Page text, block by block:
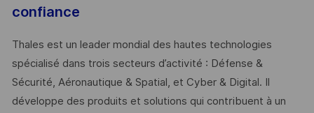
confiance
Thales est un leader mondial des hautes technologies
spécialisé dans trois secteurs d’activité : Défense &
Sécurité, Aéronautique & Spatial, et Cyber & Digital. Il
développe des produits et solutions qui contribuent à un